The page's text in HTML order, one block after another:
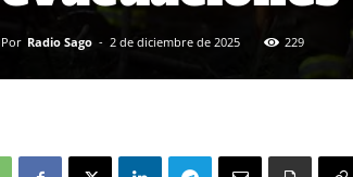
Por Radio Sago - 2 de diciembre de 2025 229